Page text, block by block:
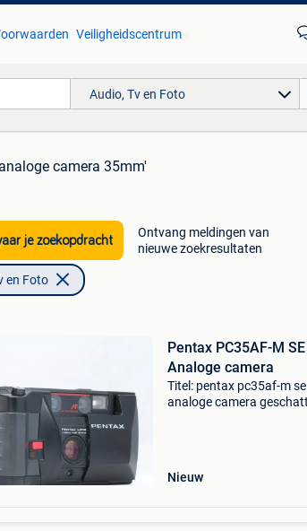
Veiligheidscentrum
Audio, Tv en Foto
camera 35mm'
je zoekopdracht
Ontvang meldingen van
nieuwe zoekresultaten
en Foto
Pentax PC35AF-M
Analoge camera
Titel: pentax pc35af-m
analoge camera
Nieuw